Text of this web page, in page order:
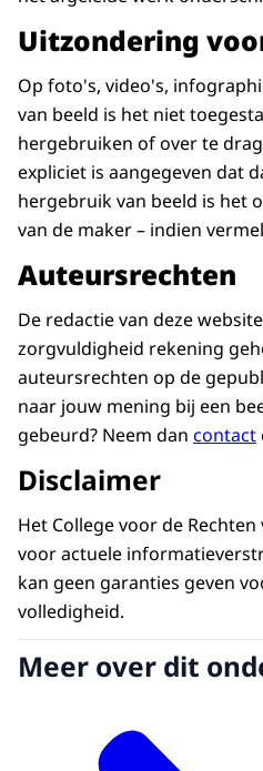
Uitzondering
Op foto's, video's,
van beeld is het niet
hergebruiken of over te
expliciet is aangegeven dat
hergebruik van beeld is het
van de maker – indien
Auteursrechten
De redactie van deze
zorgvuldigheid rekening
auteursrechten op de
naar jouw mening bij een
gebeurd? Neem dan contact
Disclaimer
Het College voor de
voor actuele
kan geen garanties geven
volledigheid.
Meer over dit